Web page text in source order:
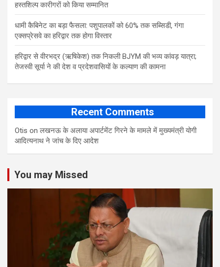
हस्तशिल्प कारीगरों को किया सम्मानित
​धामी कैबिनेट का बड़ा फैसला: पशुपालकों को 60% तक सब्सिडी, गंगा
एक्सप्रेसवे का हरिद्वार तक होगा विस्तार
​हरिद्वार से वीरभद्र (ऋषिकेश) तक निकली BJYM की भव्य कांवड़ यात्रा;
तेजस्वी सूर्या ने की देश व प्रदेशवासियों के कल्याण की कामना
Recent Comments
Otis onलखनऊ के अलाया अपार्टमेंट गिरने के मामले में मुख्‍यमंत्री योगी
आद‍ित्‍यनाथ ने जांच के द‍िए आदेश
You may Missed